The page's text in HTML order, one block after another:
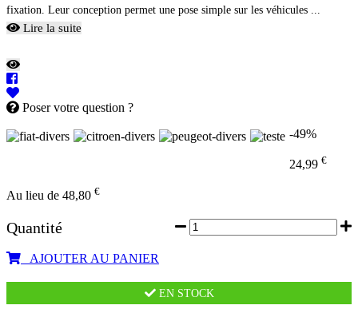
fixation. Leur conception permet une pose simple sur les véhicules ...
Lire la suite
Poser votre question ?
-49%
24,99 €
Au lieu de 48,80 €
Quantité
AJOUTER AU PANIER
EN STOCK